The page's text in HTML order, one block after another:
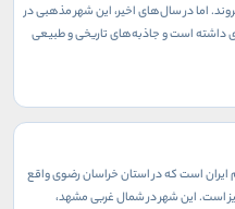
اما در سال‌های اخیر، این شهر مذهبی در
داشته است و جاذبه‌های تاریخی و طبیعی
ایران است که در استان خراسان رضوی واقع
است. این شهر در شمال غربی مشهد،